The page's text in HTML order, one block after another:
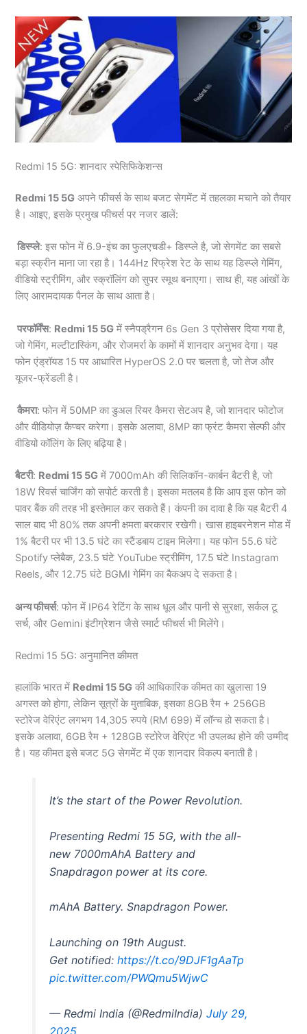
Redmi 15 5G: शानदार स्पेसिफिकेशन्स
Redmi 15 5G अपने फीचर्स के साथ बजट सेगमेंट में तहलका मचाने को तैयार
है। आइए, इसके प्रमुख फीचर्स पर नजर डालें:
डिस्प्ले: इस फोन में 6.9-इंच का फुलएचडी+ डिस्प्ले है, जो सेगमेंट का सबसे
बड़ा स्क्रीन माना जा रहा है। 144Hz रिफ्रेश रेट के साथ यह डिस्प्ले गेमिंग,
वीडियो स्ट्रीमिंग, और स्क्रॉलिंग को सुपर स्मूथ बनाएगा। साथ ही, यह आंखों के
लिए आरामदायक पैनल के साथ आता है।
परफॉर्मेंस: Redmi 15 5G में स्नैपड्रैगन 6s Gen 3 प्रोसेसर दिया गया है,
जो गेमिंग, मल्टीटास्किंग, और रोजमर्रा के कामों में शानदार अनुभव देगा। यह
फोन एंड्रॉयड 15 पर आधारित HyperOS 2.0 पर चलता है, जो तेज और
यूजर-फ्रेंडली है।
कैमरा: फोन में 50MP का डुअल रियर कैमरा सेटअप है, जो शानदार फोटोज
और वीडियोज़ कैप्चर करेगा। इसके अलावा, 8MP का फ्रंट कैमरा सेल्फी और
वीडियो कॉलिंग के लिए बढ़िया है।
बैटरी: Redmi 15 5G में 7000mAh की सिलिकॉन-कार्बन बैटरी है, जो
18W रिवर्स चार्जिंग को सपोर्ट करती है। इसका मतलब है कि आप इस फोन को
पावर बैंक की तरह भी इस्तेमाल कर सकते हैं। कंपनी का दावा है कि यह बैटरी 4
साल बाद भी 80% तक अपनी क्षमता बरकरार रखेगी। खास हाइबरनेशन मोड में
1% बैटरी पर भी 13.5 घंटे का स्टैंडबाय टाइम मिलेगा। यह फोन 55.6 घंटे
Spotify प्लेबैक, 23.5 घंटे YouTube स्ट्रीमिंग, 17.5 घंटे Instagram
Reels, और 12.75 घंटे BGMI गेमिंग का बैकअप दे सकता है।
अन्य फीचर्स: फोन में IP64 रेटिंग के साथ धूल और पानी से सुरक्षा, सर्कल टू
सर्च, और Gemini इंटीग्रेशन जैसे स्मार्ट फीचर्स भी मिलेंगे।
Redmi 15 5G: अनुमानित कीमत
हालांकि भारत में Redmi 15 5G की आधिकारिक कीमत का खुलासा 19
अगस्त को होगा, लेकिन सूत्रों के मुताबिक, इसका 8GB रैम + 256GB
स्टोरेज वेरिएंट लगभग 14,305 रुपये (RM 699) में लॉन्च हो सकता है।
इसके अलावा, 6GB रैम + 128GB स्टोरेज वेरिएंट भी उपलब्ध होने की उम्मीद
है। यह कीमत इसे बजट 5G सेगमेंट में एक शानदार विकल्प बनाती है।
It’s the start of the Power Revolution.
Presenting Redmi 15 5G, with the all-
new 7000mAhA Battery and
Snapdragon power at its core.
mAhA Battery. Snapdragon Power.
Launching on 19th August.
Get notified: https://t.co/9DJF1gAaTp
pic.twitter.com/PWQmu5WjwC
— Redmi India (@RedmiIndia) July 29,
2025